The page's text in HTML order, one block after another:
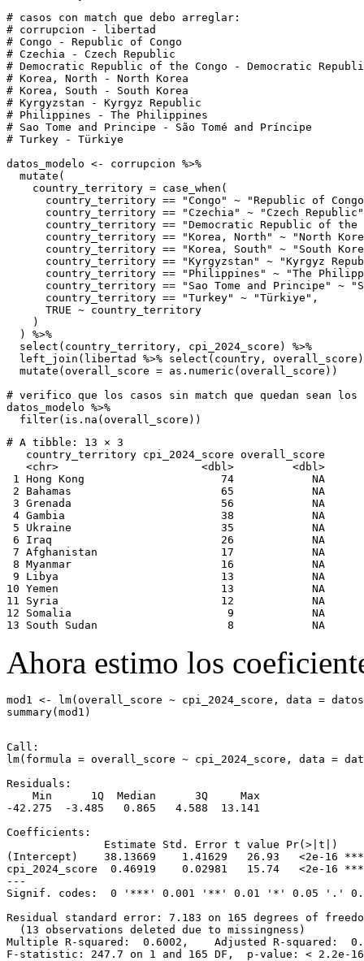
# casos con match que debo arreglar:
# corrupcion - libertad
# Congo - Republic of Congo
# Czechia - Czech Republic
# Democratic Republic of the Congo - Democratic
# Korea, North - North Korea
# Korea, South - South Korea
# Kyrgyzstan - Kyrgyz Republic
# Philippines - The Philippines
# Sao Tome and Principe - São Tomé and Príncipe
# Turkey - Türkiye
datos_modelo <- corrupcion %>%
mutate (
country_territory = case_when (
      country_territory
== "Congo" ~
"Republic of
      country_territory
== "Czechia" ~
"Czech Republic"
      country_territory
==
"Democratic Republic of the
      country_territory
== "Korea, North" ~
"North
      country_territory
== "Korea, South" ~
"South
      country_territory
== "Kyrgyzstan" ~
"Kyrgyz
      country_territory
== "Philippines" ~
"The
      country_territory
== "Sao Tome and Principe" ~
      country_territory
== "Turkey" ~ "Türkiye" ,
TRUE ~ country_territory
    )
  )
%>%
select (country_territory, cpi_2024_score) %>%
left_join (libertad %>% select (country,
mutate (overall_score = as.numeric (overall_score))
# verifico que los casos sin match que quedan sean
datos_modelo %>%
filter( is.na (overall_score))
# A tibble: 13 × 3
   country_territory cpi_2024_score overall_score
   <chr>                      <dbl>         <dbl>
1 Hong Kong                     74            NA
2 Bahamas                       65            NA
3 Grenada                       56            NA
4 Gambia                        38            NA
5 Ukraine                       35            NA
6 Iraq                          26            NA
7 Afghanistan                   17            NA
8 Myanmar                       16            NA
9 Libya                         13            NA
10 Yemen                         13            NA
11 Syria                         12            NA
12 Somalia                        9            NA
13 South Sudan                    8            NA
Ahora estimo los
mod1 <- lm(overall_score ~ cpi_2024_score, data =
summary(mod1)
Call:
lm(formula = overall_score ~ cpi_2024_score, data =
Residuals:
    Min      1Q  Median      3Q     Max
-42.275  -3.485   0.865   4.588  13.141
Coefficients:
               Estimate Std. Error t value Pr(>|t|)
(Intercept)    38.13669    1.41629   26.93   <2e-16 ***
cpi_2024_score  0.46919    0.02981   15.74   <2e-16 ***
---
Signif. codes:  0 '***' 0.001 '**' 0.01 '*' 0.05 '.'
Residual standard error: 7.183 on 165 degrees of
  (13 observations deleted due to missingness)
Multiple R-squared:  0.6002,    Adjusted R-squared:
F-statistic: 247.7 on 1 and 165 DF,  p-value: < 2.2e-16